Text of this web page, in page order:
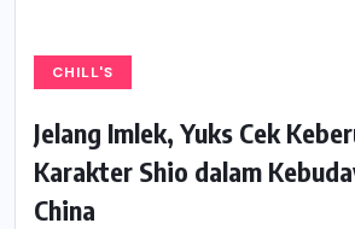
CHILL'S
Jelang Imlek, Yuks Cek
Karakter Shio dalam
China